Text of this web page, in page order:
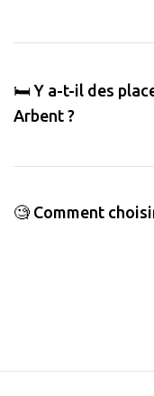
🛏️ Y a-t-il des
Arbent ?
🧐 Comment